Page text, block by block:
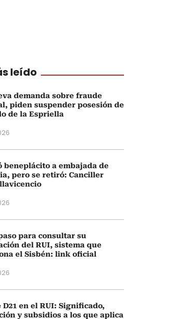
leído
demanda sobre fraude
piden suspender posesión de
de la Espriella
beneplácito a embajada de
pero se retiró: Canciller
para consultar su
del RUI, sistema que
el Sisbén: link oficial
D21 en el RUI: Significado,
y subsidios a los que aplica